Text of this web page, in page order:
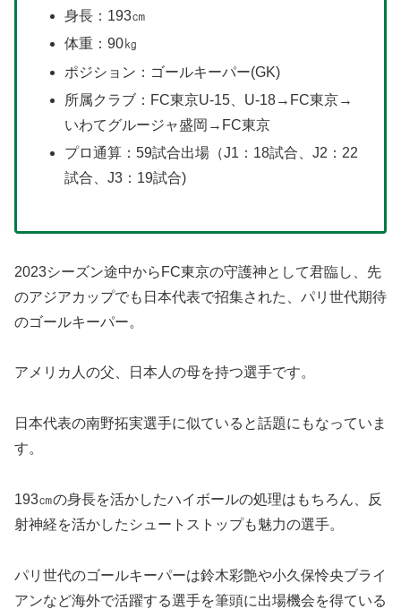
身長：193㎝
体重：90㎏
ポジション：ゴールキーパー(GK)
所属クラブ：FC東京U-15、U-18→FC東京→
いわてグルージャ盛岡→FC東京
プロ通算：59試合出場（J1：18試合、J2：22
試合、J3：19試合)
2023シーズン途中からFC東京の守護神として君臨し、先
のアジアカップでも日本代表で招集された、パリ世代期待
のゴールキーパー。
アメリカ人の父、日本人の母を持つ選手です。
日本代表の南野拓実選手に似ていると話題にもなっていま
す。
193㎝の身長を活かしたハイボールの処理はもちろん、反
射神経を活かしたシュートストップも魅力の選手。
パリ世代のゴールキーパーは鈴木彩艶や小久保怜央ブライ
アンなど海外で活躍する選手を筆頭に出場機会を得ている